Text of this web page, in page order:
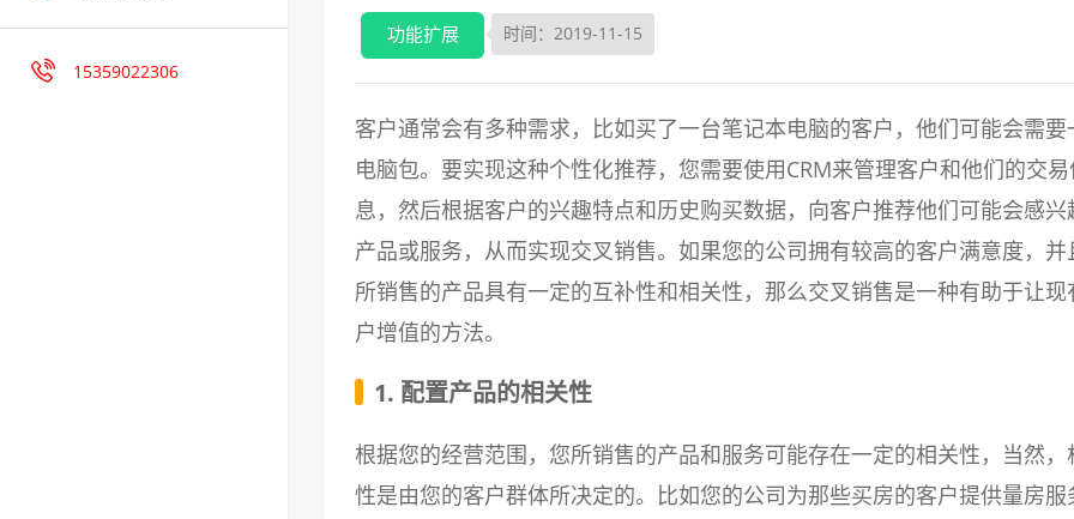
15359022306
功能扩展 时间：2019-11-15
客户通常会有多种需求，比如买了一台笔记本电脑的客户，他们可能会需要
电脑包。要实现这种个性化推荐，您需要使用CRM来管理客户和他们的交易
息，然后根据客户的兴趣特点和历史购买数据，向客户推荐他们可能会感兴
产品或服务，从而实现交叉销售。如果您的公司拥有较高的客户满意度，并
所销售的产品具有一定的互补性和相关性，那么交叉销售是一种有助于让现
户增值的方法。
1. 配置产品的相关性
根据您的经营范围，您所销售的产品和服务可能存在一定的相关性，当然，
性是由您的客户群体所决定的。比如您的公司为那些买房的客户提供量房服